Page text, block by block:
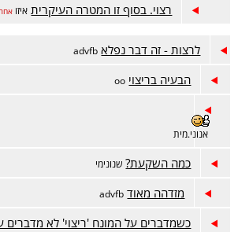
רצוי. בסוף זו המטרה העיקרית איזו
לרצות - זה דבר נפלא advfb
הבעיה בריצוי oo
אנוני.מית
כמה השקעת? שנונימי
מזדהה מאוד advfb
כשמדברים על המונח 'ריצוי' לא מדברים